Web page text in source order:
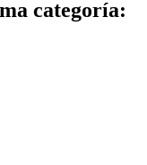
categoría: